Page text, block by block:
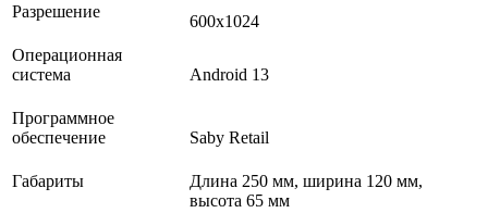
Разрешение
600х1024
Операционная
система
Android 13
Программное
обеспечение
Saby Retail
Габариты
Длина 250 мм, ширина 120 мм,
высота 65 мм